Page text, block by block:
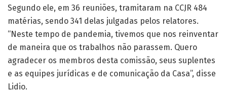
Segundo ele, em 36 reuniões, tramitaram na CCJR 484
matérias, sendo 341 delas julgadas pelos relatores.
“Neste tempo de pandemia, tivemos que nos reinventar
de maneira que os trabalhos não parassem. Quero
agradecer os membros desta comissão, seus suplentes
e as equipes jurídicas e de comunicação da Casa”, disse
Lidio.